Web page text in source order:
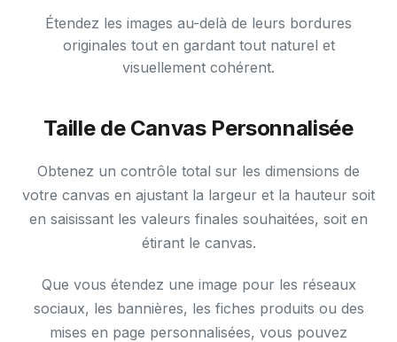
Étendez les images au-delà de leurs bordures
originales tout en gardant tout naturel et
visuellement cohérent.
Taille de Canvas Personnalisée
Obtenez un contrôle total sur les dimensions de
votre canvas en ajustant la largeur et la hauteur soit
en saisissant les valeurs finales souhaitées, soit en
étirant le canvas.
Que vous étendez une image pour les réseaux
sociaux, les bannières, les fiches produits ou des
mises en page personnalisées, vous pouvez